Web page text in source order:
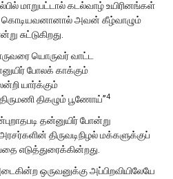
மாறுபட்டால் கடல்வாழ் உயிரினங்கள்
அவன் கீழ்வாழும்
சுட்டுகிறது.
யொருவர் வாட்ட
போலக் காக்கும்
யார்க்கும்
திகழும் பூணோய்”4
தன்னுயிர் போன்று
திருவடிநிழல் மக்களுக்குப்
எடுத்துரைக்கின்றது.
ஒருவனுக்கு அப்பிறவியிலேயே